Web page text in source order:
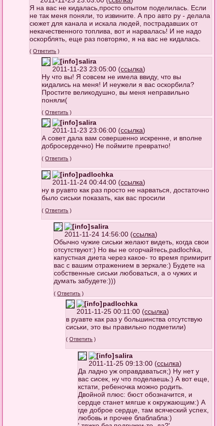
Я на вас не кидалась,просто опытом поделилась. Если
не так меня поняли, то извините. А про авто ру - делала
сюжет для канала и искала людей, пострадавших от
некачественного топлива, вот и нарвалась! И не надо
оскорблять, еще раз повторяю, я на вас не кидалась.
(Ответить )
salira
2011-11-23 23:05:00 (ссылка)
Ну что вы! Я совсем не имела ввиду, что вы
кидались на меня! И неужели я вас оскорбила?
Простите великодушно, вы меня неправильно
поняли(
(Ответить )
salira
2011-11-23 23:06:00 (ссылка)
А совет дала вам совершенно искренне, и вполне
добросердечно) Не поймите превратно!
(Ответить )
padlochka
2011-11-24 00:44:00 (ссылка)
ну в руавто как раз просто не нарваться, достаточно
было сиськи показать, как вас просили
(Ответить )
salira
2011-11-24 14:56:00 (ссылка)
Обычно чужие сиськи желают видеть, когда свои
отсутствуют:) Но вы не огорчайтесь,padlochka,
капустная диета через какое- то время примирит
вас с вашим отражением в зеркале:) Будете на
собственные сиськи любоваться, а о чужих и
думать забудете:)))
(Ответить )
padlochka
2011-11-25 00:11:00 (ссылка)
в руавте как раз у большинства отсутствую
сиськи, это вы правильно подметили)
(Ответить )
salira
2011-11-25 09:13:00 (ссылка)
Да ладно уж оправдаваться;) Ну нет у
вас сисек, ну что поделаешь:) А вот еще,
кстати, ребеночка можно родить.
Двойной плюс: бюст обозначится, и
сердце станет мягше к окружающим:) А
где доброе сердце, там всяческий успех,
любовь и прочее блаблабла:)